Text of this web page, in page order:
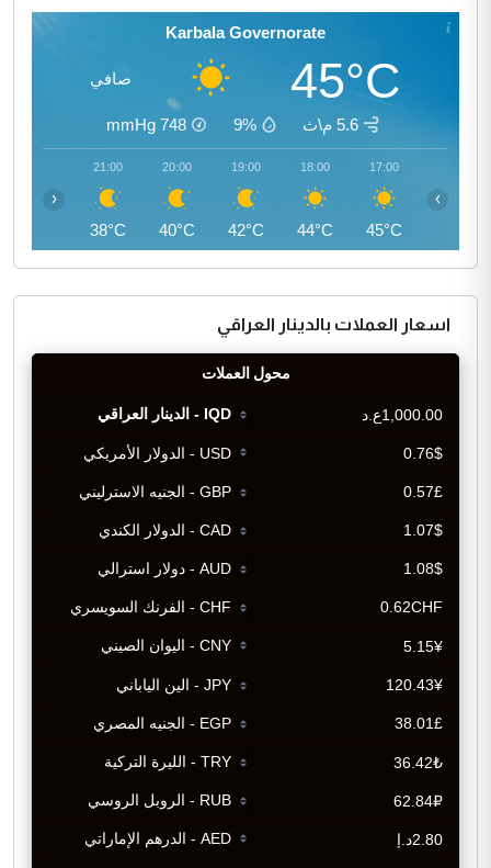
Karbala Governorate
45°C صافي
5.6 م\ث 9%
748
mmHg
17:00
45°C
18:00
44°C
19:00
42°C
20:00
40°C
21:00
38°C
‹ ›
اسعار العملات بالدينار العراقي